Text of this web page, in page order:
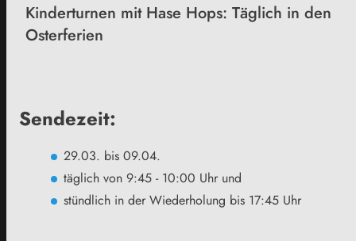
Kinderturnen mit Hase Hops: Täglich in den
Osterferien
Sendezeit:
29.03. bis 09.04.
täglich von 9:45 - 10:00 Uhr und
stündlich in der Wiederholung bis 17:45 Uhr